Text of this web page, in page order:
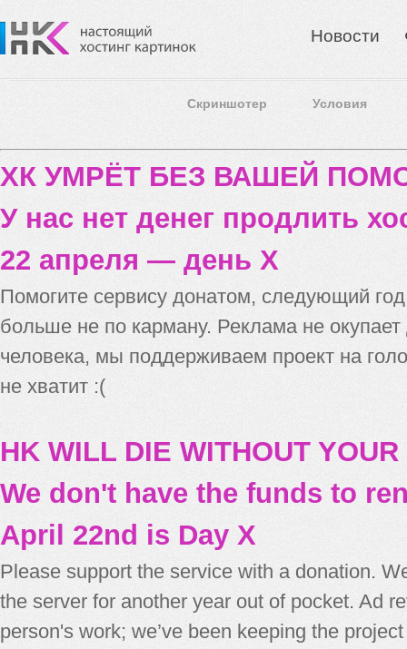
Новости
Скриншотер Условия
ХК УМРЁТ БЕЗ ВАШЕЙ
У нас нет денег продлить
22 апреля — день X
Помогите сервису донатом, следующий
больше не по карману. Реклама не
человека, мы поддерживаем проект на
не хватит :(
HK WILL DIE WITHOUT
We don't have the funds to
April 22nd is Day X
Please support the service with a donation.
the server for another year out of pocket. Ad
person's work; we’ve been keeping the